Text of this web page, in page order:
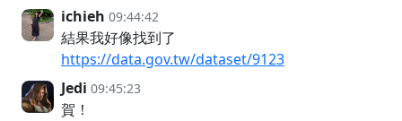
ichieh 09:44:42
結果我好像找到了
https://data.gov.tw/dataset/9123
Jedi 09:45:23
賀！